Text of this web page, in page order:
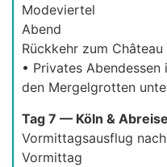
Modeviertel
Abend
Rückkehr zum Château
• Privates
den Mergelgrotten
Tag 7 — Köln & Abreise
Vormittagsausflug
Vormittag